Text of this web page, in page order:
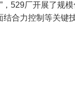
529厂开展了规
合力控制等关键